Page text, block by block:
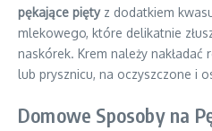
pękające piętyz dodatkiem
mlekowego, które delikatnie
naskórek. Krem należy
lub prysznicu, na oczyszczone i
Domowe Sposoby na